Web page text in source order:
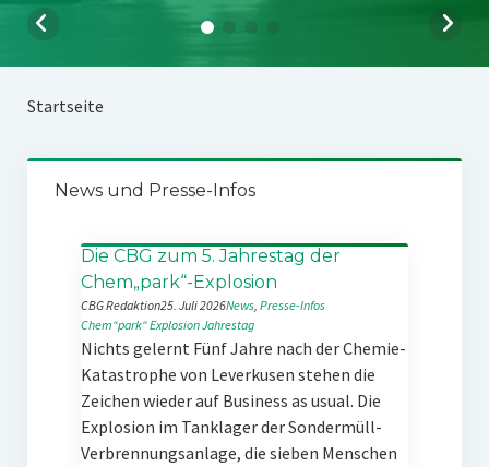
Startseite
News und Presse-Infos
Die CBG zum 5. Jahrestag der
Chem„park“-Explosion
CBG Redaktion25. Juli 2026News, Presse-Infos
Chem“park“ExplosionJahrestag
Nichts gelernt Fünf Jahre nach der Chemie-
Katastrophe von Leverkusen stehen die
Zeichen wieder auf Business as usual. Die
Explosion im Tanklager der Sondermüll-
Verbrennungsanlage, die sieben Menschen